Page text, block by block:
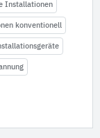
Installationen
konventionell